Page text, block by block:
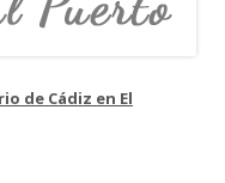
de Cádiz en El